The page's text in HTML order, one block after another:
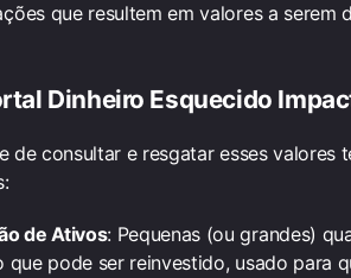
que resultem em valores a serem
Dinheiro Esquecido
de consultar e resgatar esses
de Ativos: Pequenas (ou grandes)
que pode ser reinvestido, usado para